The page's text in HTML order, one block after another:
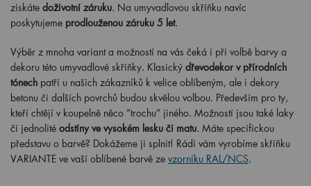
získáte doživotní záruku. Na umyvadlovou skříňku navíc
poskytujeme prodlouženou záruku 5 let.
Výběr z mnoha variant a možností na vás čeká i při volbě barvy a
dekoru této umyvadlové skříňky. Klasický dřevodekor v přírodních
tónech patří u našich zákazníků k velice oblíbeným, ale i dekory
betonu či dalších povrchů budou skvělou volbou. Především pro ty,
kteří chtějí v koupelně něco “trochu” jiného. Možností jsou také laky
či jednolité odstíny ve vysokém lesku či matu. Máte specifickou
představu o barvě? Dokážeme ji splnit! Rádi vám vyrobíme skříňku
VARIANTE ve vaší oblíbené barvě ze vzorníku RAL/NCS.